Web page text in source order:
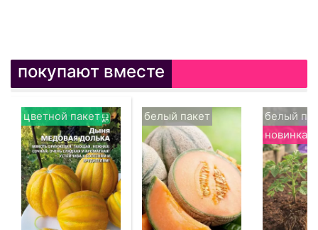
покупают вместе
цветной пакет белый пакет
белый
новинка